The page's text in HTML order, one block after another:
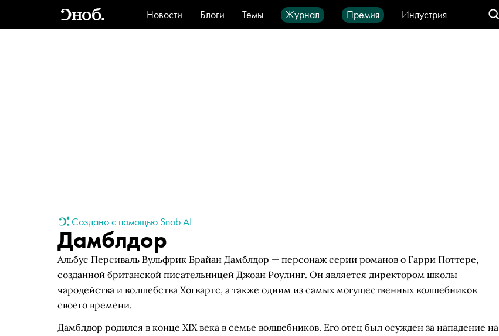
Новости Блоги Темы Журнал Премия
Индустрия
Стиль
Видео Город IT-продукты
Создано с помощью Snob AI
Дамблдор
Альбус Персиваль Вульфрик Брайан Дамблдор — персонаж серии романов о Гарри Поттере,
созданной британской писательницей Джоан Роулинг. Он является директором школы
чародейства и волшебства Хогвартс, а также одним из самых могущественных волшебников
своего времени.
Дамблдор родился в конце XIX века в семье волшебников. Его отец был осужден за нападение на